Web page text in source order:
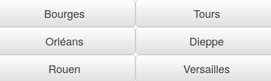
Bourges
Tours
Orléans
Dieppe
Rouen
Versailles